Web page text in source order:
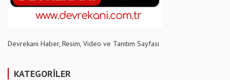
Devrekani Haber, Resim, Video ve Tanıtım Sayfası
KATEGORİLER